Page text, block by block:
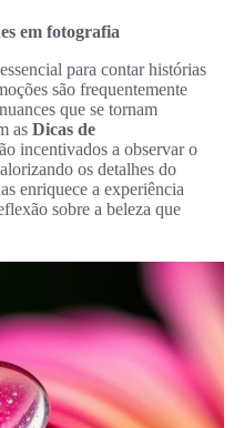
em fotografia
para contar histórias
são frequentemente
que se tornam
as Dicas de
incentivados a observar o
os detalhes do
enriquece a experiência
sobre a beleza que